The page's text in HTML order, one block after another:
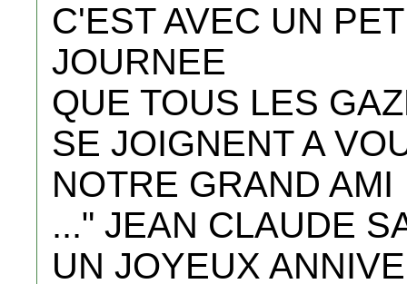
C'EST AVEC UN
JOURNEE
QUE TOUS LES
SE JOIGNENT A
NOTRE GRAND AMI
..." JEAN CLAUDE
UN JOYEUX